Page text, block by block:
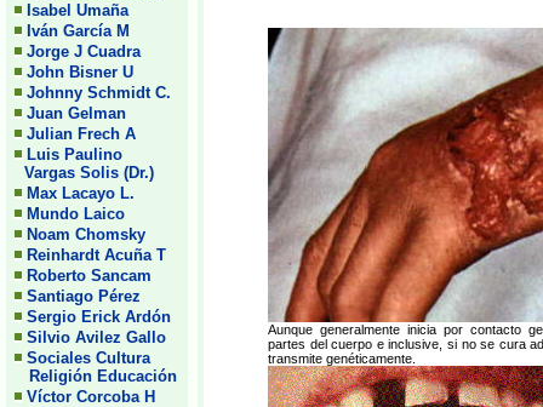
Isabel Umaña
Iván García M
Jorge J Cuadra
John Bisner U
Johnny Schmidt C.
Juan Gelman
Julian Frech A
Luis Paulino
Vargas Solis (Dr.)
Max Lacayo L.
Mundo Laico
Noam Chomsky
Reinhardt Acuña T
Roberto Sancam
Santiago Pérez
Sergio Erick Ardón
Silvio Avilez Gallo
Sociales Cultura
Religión Educación
Víctor Corcoba H
Aunque generalmente inicia por contacto
partes del cuerpo e inclusive, si no se cura
transmite genéticamente.